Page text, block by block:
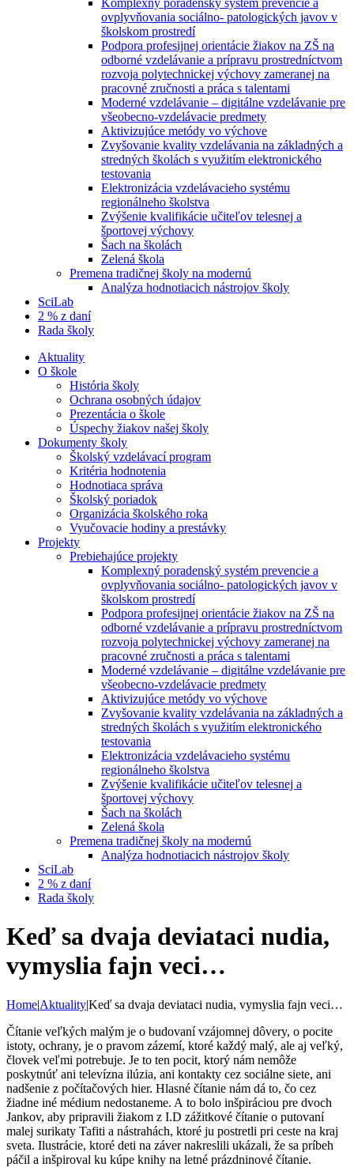
Komplexný poradenský systém prevencie a
ovplyvňovania sociálno- patologických javov v
školskom prostredí
Podpora profesijnej orientácie žiakov na ZŠ na
odborné vzdelávanie a prípravu prostredníctvom
rozvoja polytechnickej výchovy zameranej na
pracovné zručnosti a práca s talentami
Moderné vzdelávanie – digitálne vzdelávanie pre
všeobecno-vzdelávacie predmety
Aktivizujúce metódy vo výchove
Zvyšovanie kvality vzdelávania na základných a
stredných školách s využitím elektronického
testovania
Elektronizácia vzdelávacieho systému
regionálneho školstva
Zvýšenie kvalifikácie učiteľov telesnej a
športovej výchovy
Šach na školách
Zelená škola
Premena tradičnej školy na modernú
Analýza hodnotiacich nástrojov školy
SciLab
2 % z daní
Rada školy
Aktuality
O škole
História školy
Ochrana osobných údajov
Prezentácia o škole
Úspechy žiakov našej školy
Dokumenty školy
Školský vzdelávací program
Kritéria hodnotenia
Hodnotiaca správa
Školský poriadok
Organizácia školského roka
Vyučovacie hodiny a prestávky
Projekty
Prebiehajúce projekty
Komplexný poradenský systém prevencie a
ovplyvňovania sociálno- patologických javov v
školskom prostredí
Podpora profesijnej orientácie žiakov na ZŠ na
odborné vzdelávanie a prípravu prostredníctvom
rozvoja polytechnickej výchovy zameranej na
pracovné zručnosti a práca s talentami
Moderné vzdelávanie – digitálne vzdelávanie pre
všeobecno-vzdelávacie predmety
Aktivizujúce metódy vo výchove
Zvyšovanie kvality vzdelávania na základných a
stredných školách s využitím elektronického
testovania
Elektronizácia vzdelávacieho systému
regionálneho školstva
Zvýšenie kvalifikácie učiteľov telesnej a
športovej výchovy
Šach na školách
Zelená škola
Premena tradičnej školy na modernú
Analýza hodnotiacich nástrojov školy
SciLab
2 % z daní
Rada školy
Keď sa dvaja deviataci nudia,
vymyslia fajn veci…
Home|Aktuality|Keď sa dvaja deviataci nudia, vymyslia fajn veci…
Čítanie veľkých malým je o budovaní vzájomnej dôvery, o pocite
istoty, ochrany, je o pravom zázemí, ktoré každý malý, ale aj veľký,
človek veľmi potrebuje. Je to ten pocit, ktorý nám nemôže
poskytnúť ani televízna ilúzia, ani kontakty cez sociálne siete, ani
nadšenie z počítačových hier. Hlasné čítanie nám dá to, čo cez
žiadne iné médium nedostaneme. A to bolo inšpiráciou pre dvoch
Jankov, aby pripravili žiakom z I.D zážitkové čítanie o putovaní
malej surikaty Tafiti a nástrahách, ktoré ju postretli pri ceste na kraj
sveta. Ilustrácie, ktoré deti na záver nakreslili ukázali, že sa príbeh
páčil a inšpiroval ku kúpe knihy na letné prázdninové čítanie.